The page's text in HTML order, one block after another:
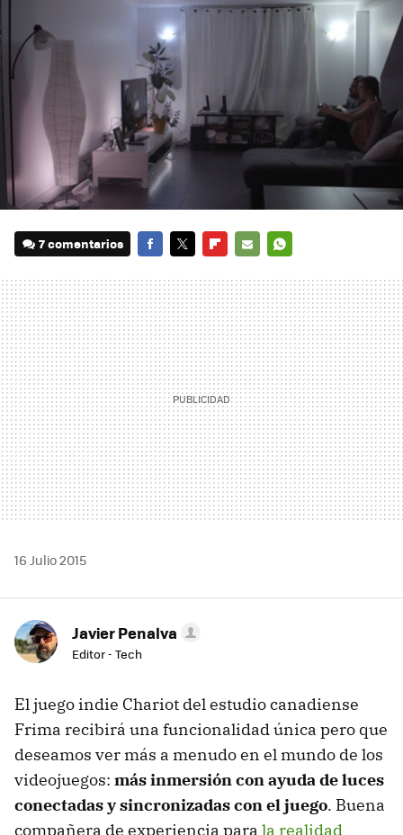
7 comentarios
MAIL
16 Julio 2015
Javier Penalva
Editor - Tech
El juego indie Chariot del estudio canadiense
Frima recibirá una funcionalidad única pero que
deseamos ver más a menudo en el mundo de los
videojuegos: más inmersión con ayuda de luces
conectadas y sincronizadas con el juego. Buena
compañera de experiencia para la realidad